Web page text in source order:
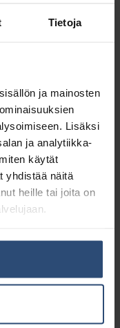
Tietoja
ja mainosten
Lisäksi
ja analytiikka-
käytät
yhdistää näitä
heille tai joita on
kuljetus